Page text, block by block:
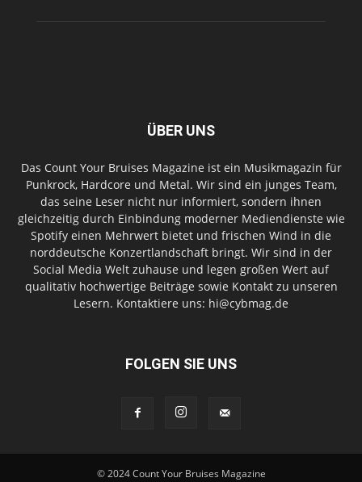
ÜBER UNS
Das Count Your Bruises Magazine ist ein Musikmagazin für
Punkrock, Hardcore und Metal. Wir sind ein junges Team,
das seine Leser nicht nur informiert, sondern ihnen
gleichzeitig durch Einbindung moderner Mediendienste wie
Spotify einen Mehrwert bietet und frischen Wind in die
norddeutsche Konzertlandschaft bringt. Wir sind in der
Social Media Welt zuhause und legen großen Wert auf
qualitativ hochwertige Beiträge sowie Kontakt zu unseren
Lesern. Kontaktiere uns: hi@cybmag.de
FOLGEN SIE UNS
© 2024 Count Your Bruises Magazine